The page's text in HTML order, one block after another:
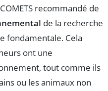
recommandé de
de la recherche
fondamentale. Cela
ont une
tout comme ils
ou les animaux non